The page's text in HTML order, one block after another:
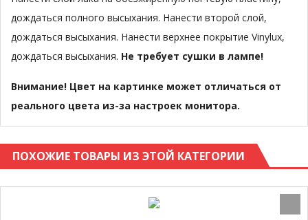
дождаться полного высыхания. Нанести второй слой,
дождаться высыхания. Нанести верхнее покрытие Vinylux,
дождаться высыхания. Не требует сушки в лампе!
Внимание! Цвет на картинке может отличаться от
реального цвета из-за настроек монитора.
ПОХОЖИЕ ТОВАРЫ ИЗ ЭТОЙ КАТЕГОРИИ